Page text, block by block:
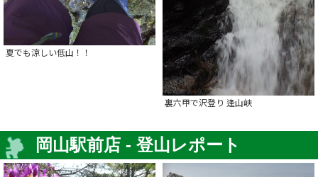
夏でも涼しい低山！！
裏六甲で沢登り 逢山峡
岡山駅前店 - 登山レポート